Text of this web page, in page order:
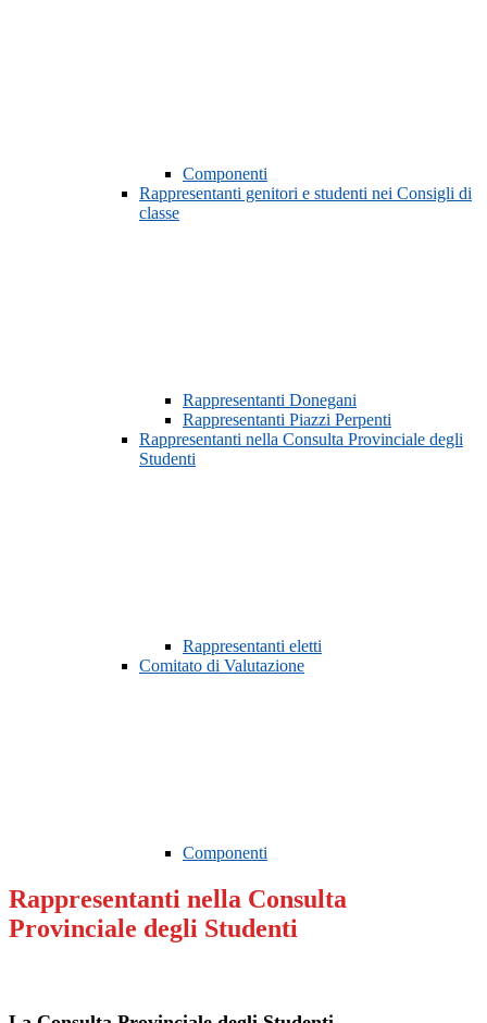
Componenti
Rappresentanti genitori e studenti nei Consigli di
classe
Rappresentanti Donegani
Rappresentanti Piazzi Perpenti
Rappresentanti nella Consulta Provinciale degli
Studenti
Rappresentanti eletti
Comitato di Valutazione
Componenti
Rappresentanti nella Consulta
Provinciale degli Studenti